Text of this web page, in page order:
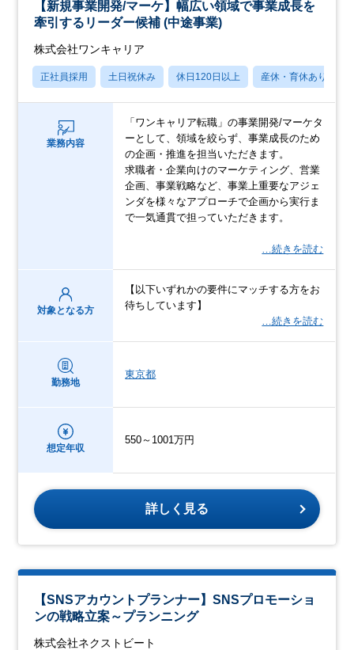
【新規事業開発/マーケ】幅広い領域で事業成長を
牽引するリーダー候補 (中途事業)
株式会社ワンキャリア
正社員採用 土日祝休み 休日120日以上 産休・育休あり
業務内容
「ワンキャリア転職」の事業開発/マーケタ
ーとして、領域を絞らず、事業成長のため
の企画・推進を担当いただきます。
求職者・企業向けのマーケティング、営業
企画、事業戦略など、事業上重要なアジェ
ンダを様々なアプローチで企画から実行ま
で一気通貫で担っていただきます。
…続きを読む
対象となる方
【以下いずれかの要件にマッチする方をお
待ちしています】
…続きを読む
勤務地
東京都
想定年収
550～1001万円
詳しく見る
【SNSアカウントプランナー】SNSプロモーショ
ンの戦略立案～プランニング
株式会社ネクストビート